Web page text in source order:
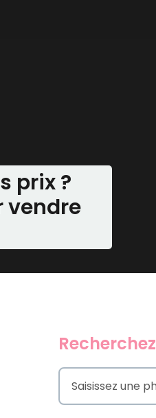
prix ?
vendre
Recherchez
S
a